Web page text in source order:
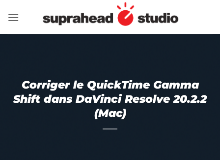
au
Corriger le QuickTime Gamma
Shift dans DaVinci Resolve 20.2.2
(Mac)